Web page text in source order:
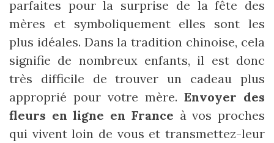
parfaites pour la surprise de la fête des
mères et symboliquement elles sont les
plus idéales. Dans la tradition chinoise, cela
signifie de nombreux enfants, il est donc
très difficile de trouver un cadeau plus
approprié pour votre mère. Envoyer des
fleurs en ligne en France à vos proches
qui vivent loin de vous et transmettez-leur